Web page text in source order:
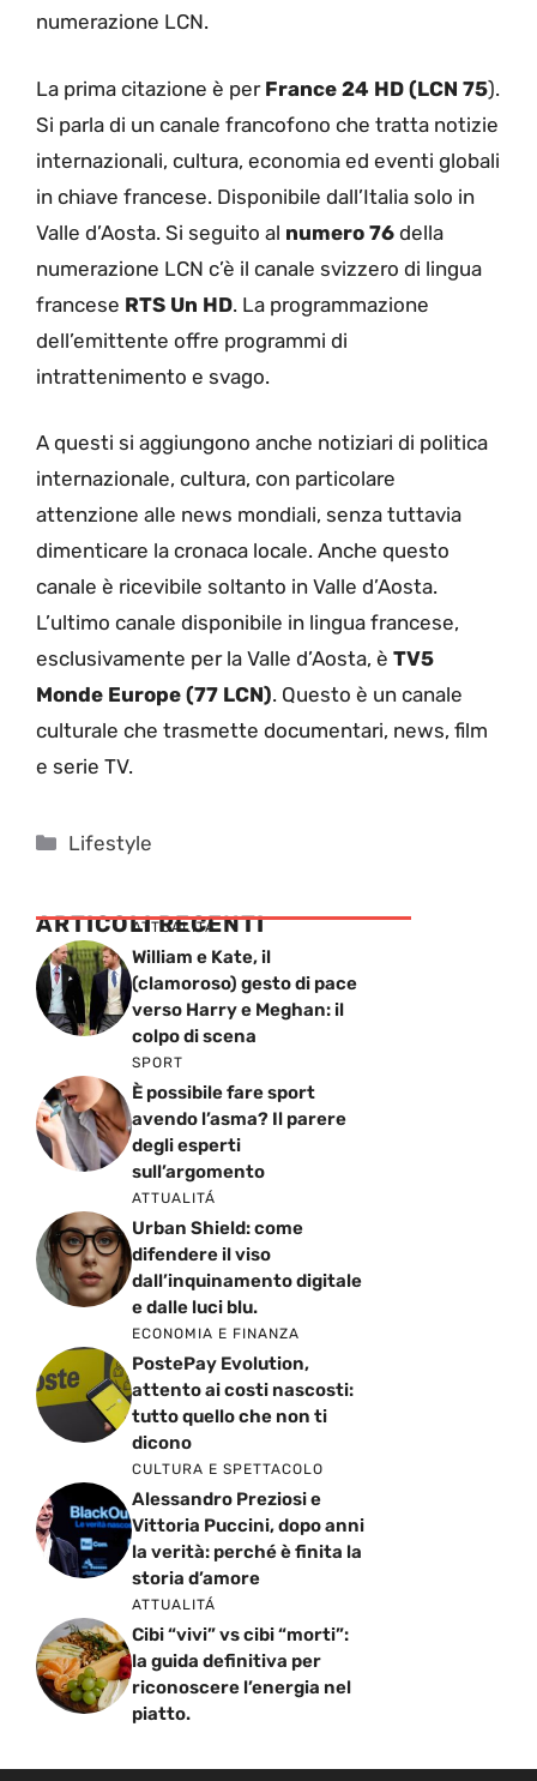
numerazione LCN.
La prima citazione è per France 24 HD (LCN 75).
Si parla di un canale francofono che tratta notizie
internazionali, cultura, economia ed eventi globali
in chiave francese. Disponibile dall’Italia solo in
Valle d’Aosta. Si seguito al numero 76 della
numerazione LCN c’è il canale svizzero di lingua
francese RTS Un HD. La programmazione
dell’emittente offre programmi di
intrattenimento e svago.
A questi si aggiungono anche notiziari di politica
internazionale, cultura, con particolare
attenzione alle news mondiali, senza tuttavia
dimenticare la cronaca locale. Anche questo
canale è ricevibile soltanto in Valle d’Aosta.
L’ultimo canale disponibile in lingua francese,
esclusivamente per la Valle d’Aosta, è TV5
Monde Europe (77 LCN). Questo è un canale
culturale che trasmette documentari, news, film
e serie TV.
Categorie
Lifestyle
ARTICOLI RECENTI
ATTUALITÁ
William e Kate, il
(clamoroso) gesto di pace
verso Harry e Meghan: il
colpo di scena
SPORT
È possibile fare sport
avendo l’asma? Il parere
degli esperti
sull’argomento
ATTUALITÁ
Urban Shield: come
difendere il viso
dall’inquinamento digitale
e dalle luci blu.
ECONOMIA E FINANZA
PostePay Evolution,
attento ai costi nascosti:
tutto quello che non ti
dicono
CULTURA E SPETTACOLO
Alessandro Preziosi e
Vittoria Puccini, dopo anni
la verità: perché è finita la
storia d’amore
ATTUALITÁ
Cibi “vivi” vs cibi “morti”:
la guida definitiva per
riconoscere l’energia nel
piatto.